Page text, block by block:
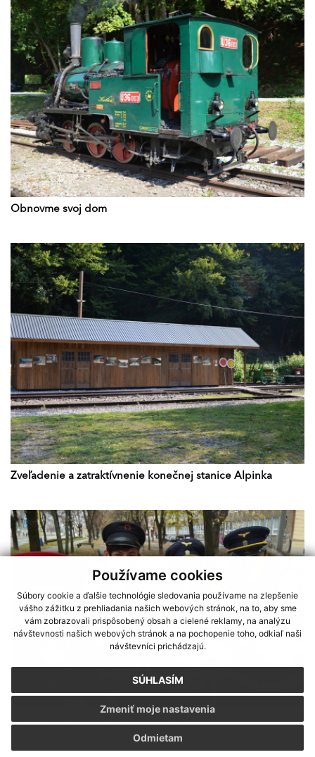
Používame cookies
Súbory cookie a ďalšie technológie sledovania používame na zlepšenie
vášho zážitku z prehliadania našich webových stránok, na to, aby sme
vám zobrazovali prispôsobený obsah a cielené reklamy, na analýzu
návštevnosti našich webových stránok a na pochopenie toho, odkiaľ naši
návštevníci prichádzajú.
SÚHLASÍM
Odmietam
Zmeniť moje nastavenia
Sme partnerom programu Košického samosprávneho kraja Terra
Incognita
Obnovme svoj dom
Zveľadenie a zatraktívnenie konečnej stanice Alpinka
Verejná zbierka „Podporte jedinú detskú železnicu na